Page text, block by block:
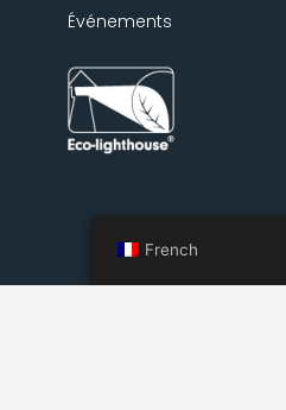
Événements
French